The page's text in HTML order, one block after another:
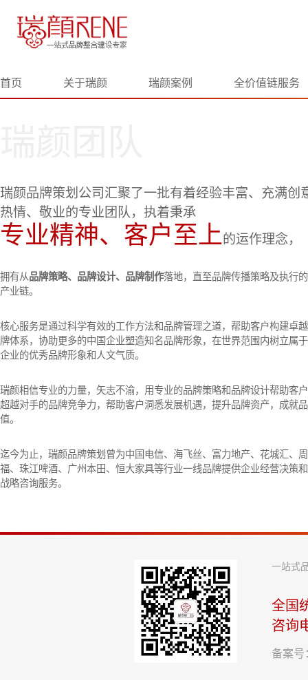
首页 关于瑞颜 瑞颜案例 全价值链服务
瑞颜品牌策划公司汇聚了一批有着经验丰富、充满创
热情、敬业的专业团队，执着秉承
专业精神、客户至上的运作理念，
拥有从品牌策略、品牌设计、品牌制作落地，直至品牌传播策略及执行
产业链。
核心服务是通过科学有效的工作方法和品牌管理之道，帮助客户构建卓
牌体系，协助更多的中国企业塑造知名品牌形象，在世界范围内树立属
企业的优秀品牌形象和人文气质。
瑞颜相信专业的力量，矢志不渝，用专业的品牌策略和品牌设计帮助客
超越对手的品牌竞争力，帮助客户洞悉发展机遇，提升品牌资产，成就
值。
迄今为止，瑞颜品牌策划曾为中国电信、海飞丝、富力地产、花城汇、
福、珠江啤酒、广州本田、恒大家具等行业一线品牌提供企业经营决策
战略咨询服务。
一站式
全国
咨询
备案号